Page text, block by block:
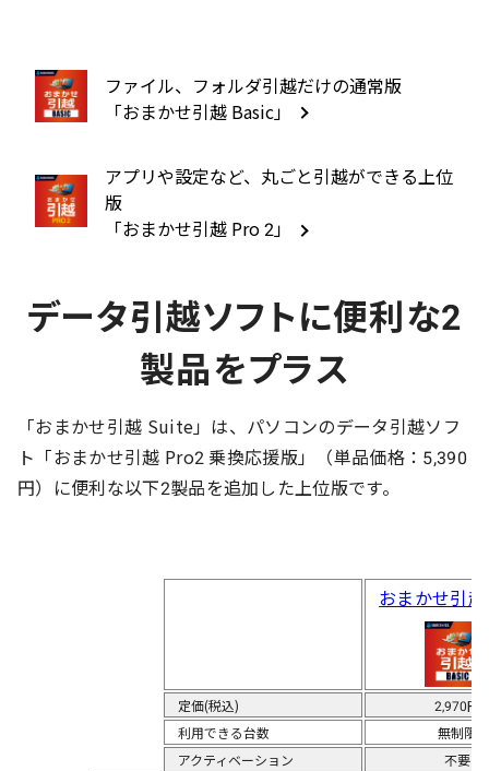
ファイル、フォルダ引越だけの通常版
「おまかせ引越 Basic」
アプリや設定など、丸ごと引越ができる上位
版
「おまかせ引越 Pro 2」
データ引越ソフトに便利な2
製品をプラス
おまかせ引
定価(税込)
2,970円
利用できる台数
無制限
アクティベーション
不要
「おまかせ引越 Suite」は、パソコンのデータ引越ソフ
ト「おまかせ引越 Pro2 乗換応援版」（単品価格：5,390
円）に便利な以下2製品を追加した上位版です。